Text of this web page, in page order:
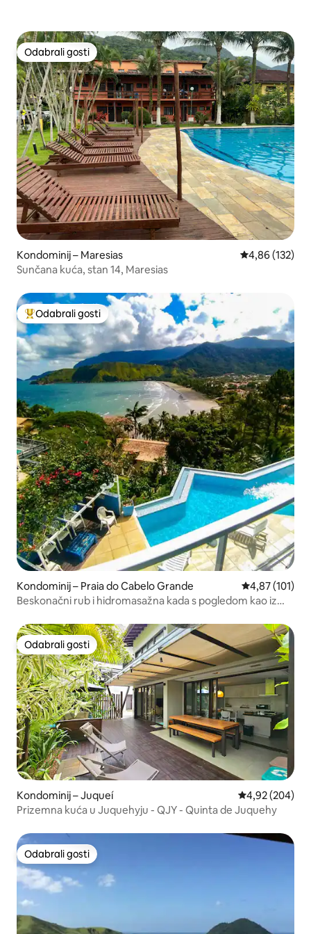
Odabrali gosti
Odabrali gosti
Kondominij – Maresias Prosječna
4,86 (132)
Sunčana kuća, stan 14, Maresias
Među najviše rangiranima s oznakom „Odabrali gosti”
Odabrali gosti
Kondominij – Praia do Cabelo Grande Prosječna
4,87 (101)
Beskonačni rub i hidromasažna kada s pogledom kao iz
Odabrali gosti
Odabrali gosti
Kondominij – Juqueí Prosječna
4,92 (204)
Prizemna kuća u Juquehyju - QJY - Quinta de Juquehy
Odabrali gosti
Odabrali gosti